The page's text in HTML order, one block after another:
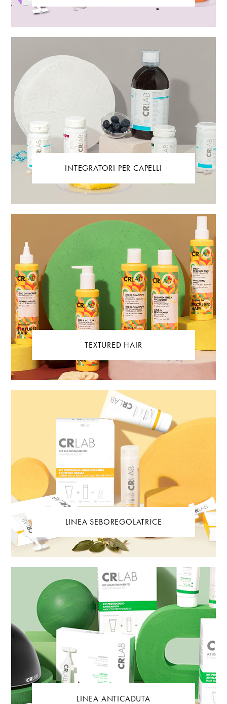
INTEGRATORI PER CAPELLI
TEXTURED HAIR
LINEA SEBOREGOLATRICE
LINEA ANTICADUTA